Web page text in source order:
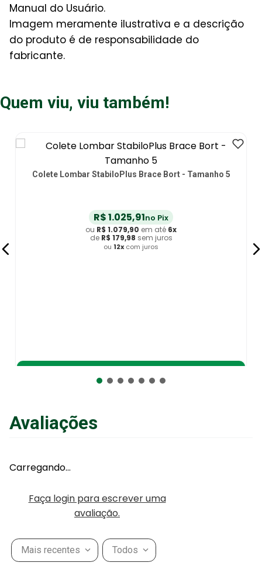
Manual do Usuário.
Imagem meramente ilustrativa e a descrição
do produto é de responsabilidade do
fabricante.
Quem viu, viu também!
Colete Lombar StabiloPlus Brace Bort - Tamanho 5
R$1.025,91no Pix
ou R$ 1.079,90 em até 6x
de R$ 179,98 sem juros
ou 12x com juros
Avaliações
Carregando…
Faça login para escrever uma
avaliação.
Mais recentes Todos